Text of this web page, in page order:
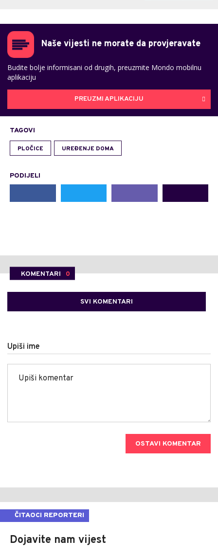
Naše vijesti ne morate da provjeravate
Budite bolje informisani od drugih, preuzmite Mondo mobilnu
aplikaciju
PREUZMI APLIKACIJU
TAGOVI
PLOČICE UREĐENJE DOMA
PODIJELI
KOMENTARI 0
SVI KOMENTARI
Upiši ime
OSTAVI KOMENTAR
ČITAOCI REPORTERI
Dojavite nam vijest